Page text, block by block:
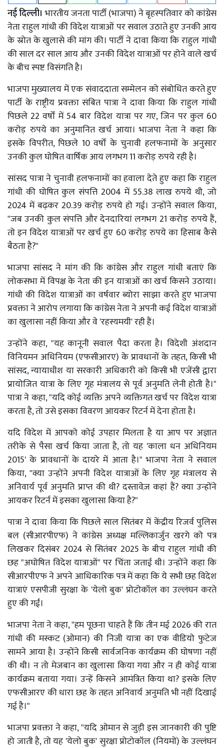
नई दिल्ली। भारतीय जनता पार्टी (भाजपा) ने बृहस्पतिवार को कांग्रेस
नेता राहुल गांधी की विदेश यात्राओं पर सवाल उठाते हुए उनकी आय
के स्रोत के खुलासे की मांग की। पार्टी ने दावा किया कि राहुल गांधी
की साल दर साल आय और उनकी विदेश यात्राओं पर होने वाले खर्च
के बीच स्पष्ट विसंगति है।
भाजपा मुख्यालय में एक संवाददाता सम्मेलन को संबोधित करते हुए
पार्टी के राष्ट्रीय प्रवक्ता संबित पात्रा ने दावा किया कि राहुल गांधी
पिछले 22 वर्षों में 54 बार विदेश यात्रा पर गए, जिन पर कुल 60
करोड़ रुपये का अनुमानित खर्च आया। भाजपा नेता ने कहा कि
इसके विपरीत, पिछले 10 वर्षों के चुनावी हलफनामों के अनुसार
उनकी कुल घोषित वार्षिक आय लगभग 11 करोड़ रुपये रही है।
सांसद पात्रा ने चुनावी हलफनामों का हवाला देते हुए कहा कि राहुल
गांधी की घोषित कुल संपत्ति 2004 में 55.38 लाख रुपये थी, जो
2024 में बढ़कर 20.39 करोड़ रुपये हो गई। उन्होंने सवाल किया,
"जब उनकी कुल संपत्ति और देनदारियां लगभग 21 करोड़ रुपये हैं,
तो इन विदेश यात्राओं पर खर्च हुए 60 करोड़ रुपये का हिसाब कैसे
बैठता है?"
भाजपा सांसद ने मांग की कि कांग्रेस और राहुल गांधी बताएं कि
लोकसभा में विपक्ष के नेता की इन यात्राओं का खर्च किसने उठाया।
गांधी की विदेश यात्राओं का वर्षवार ब्योरा साझा करते हुए भाजपा
प्रवक्ता ने आरोप लगाया कि कांग्रेस नेता ने अपनी कई विदेश यात्राओं
का खुलासा नहीं किया और वे 'रहस्यमयी' रही हैं।
उन्होंने कहा, "यह कानूनी सवाल पैदा करता है। विदेशी अंशदान
विनियमन अधिनियम (एफसीआरए) के प्रावधानों के तहत, किसी भी
सांसद, न्यायाधीश या सरकारी अधिकारी को किसी भी एजेंसी द्वारा
प्रायोजित यात्रा के लिए गृह मंत्रालय से पूर्व अनुमति लेनी होती है।"
पात्रा ने कहा, "यदि कोई व्यक्ति अपने व्यक्तिगत खर्च पर विदेश यात्रा
करता है, तो उसे इसका विवरण आयकर रिटर्न में देना होता है।
यदि विदेश में आपको कोई उपहार मिलता है या आप पर अज्ञात
तरीके से पैसा खर्च किया जाता है, तो यह 'काला धन अधिनियम
2015' के प्रावधानों के दायरे में आता है।" भाजपा नेता ने सवाल
किया, "क्या उन्होंने अपनी विदेश यात्राओं के लिए गृह मंत्रालय से
अनिवार्य पूर्व अनुमति प्राप्त की थी? दस्तावेज़ कहां हैं? क्या उन्होंने
आयकर रिटर्न में इसका खुलासा किया है?"
पात्रा ने दावा किया कि पिछले साल सितंबर में केंद्रीय रिजर्व पुलिस
बल (सीआरपीएफ) ने कांग्रेस अध्यक्ष मल्लिकार्जुन खरगे को पत्र
लिखकर दिसंबर 2024 से सितंबर 2025 के बीच राहुल गांधी की
छह "अघोषित विदेश यात्राओं" पर चिंता जताई थी। उन्होंने कहा कि
सीआरपीएफ ने अपने आधिकारिक पत्र में कहा कि ये सभी छह विदेश
यात्राएं एसपीजी सुरक्षा के 'येलो बुक' प्रोटोकॉल का उल्लंघन करते
हुए की गईं।
भाजपा नेता ने कहा, "हम पूछना चाहते हैं कि तीन मई 2026 की रात
गांधी की मस्कट (ओमान) की निजी यात्रा का एक वीडियो फुटेज
सामने आया है। उन्होंने किसी सार्वजनिक कार्यक्रम की घोषणा नहीं
की थी। न तो मेजबान का खुलासा किया गया और न ही कोई यात्रा
कार्यक्रम बताया गया। उन्हें किसने आमंत्रित किया था? इसके लिए
एफसीआरए की धारा छह के तहत अनिवार्य अनुमति भी नहीं दिखाई
गई है।"
भाजपा प्रवक्ता ने कहा, "यदि ओमान से जुड़ी इस जानकारी की पुष्टि
हो जाती है, तो यह 'येलो बुक' सुरक्षा प्रोटोकॉल (नियमों) के उल्लंघन